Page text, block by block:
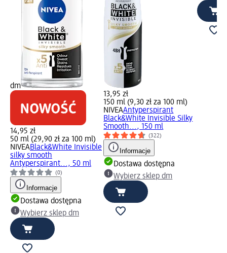
dm
14,95 zł
50 ml (29,90 zł za 100 ml)
NIVEABlack&White Invisible
silky smooth
Antyperspirant..., 50 ml
(0)
Informacje
Dostawa dostępna
Wybierz sklep dm
13,95 zł
150 ml (9,30 zł za 100 ml)
NIVEAAntyperspirant
Black&White Invisible Silky
Smooth..., 150 ml
(322)
Informacje
Dostawa dostępna
Wybierz sklep dm